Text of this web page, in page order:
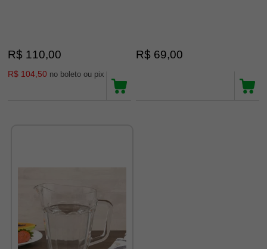
R$ 110,00
R$ 104,50 no boleto ou pix
R$ 69,00